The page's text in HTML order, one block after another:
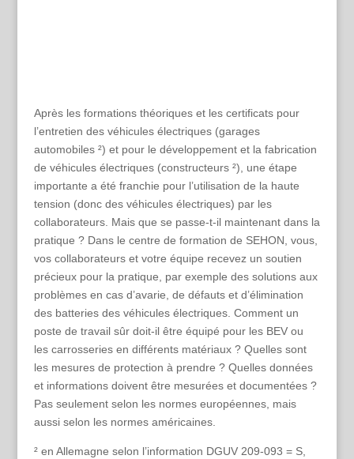
Après les formations théoriques et les certificats pour
l’entretien des véhicules électriques (garages
automobiles ²) et pour le développement et la fabrication
de véhicules électriques (constructeurs ²), une étape
importante a été franchie pour l’utilisation de la haute
tension (donc des véhicules électriques) par les
collaborateurs. Mais que se passe-t-il maintenant dans la
pratique ? Dans le centre de formation de SEHON, vous,
vos collaborateurs et votre équipe recevez un soutien
précieux pour la pratique, par exemple des solutions aux
problèmes en cas d’avarie, de défauts et d’élimination
des batteries des véhicules électriques. Comment un
poste de travail sûr doit-il être équipé pour les BEV ou
les carrosseries en différents matériaux ? Quelles sont
les mesures de protection à prendre ? Quelles données
et informations doivent être mesurées et documentées ?
Pas seulement selon les normes européennes, mais
aussi selon les normes américaines.
² en Allemagne selon l’information DGUV 209-093 = S,